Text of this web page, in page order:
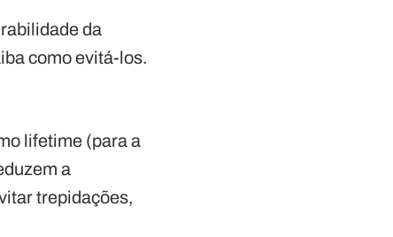
da
como evitá-los.
lifetime (para a
a
trepidações,